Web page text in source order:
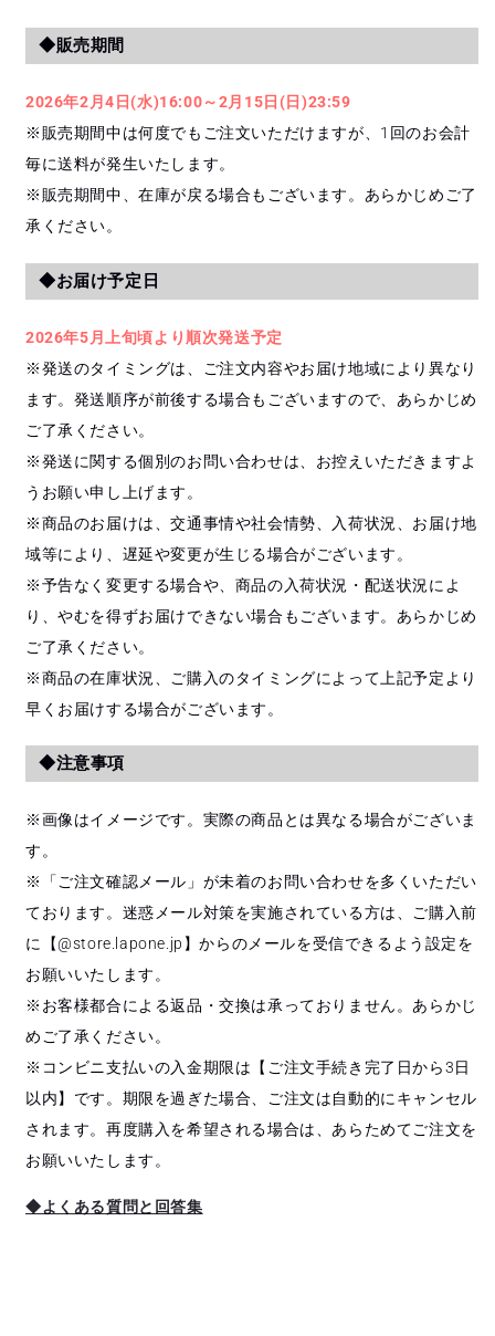
◆販売期間
2026年2月4日(水)16:00～2月15日(日)23:59
※販売期間中は何度でもご注文いただけますが、1回のお会計
毎に送料が発生いたします。
※販売期間中、在庫が戻る場合もございます。あらかじめご了
承ください。
◆お届け予定日
2026年5月上旬頃より順次発送予定
※発送のタイミングは、ご注文内容やお届け地域により異なり
ます。発送順序が前後する場合もございますので、あらかじめ
ご了承ください。
※発送に関する個別のお問い合わせは、お控えいただきますよ
うお願い申し上げます。
※商品のお届けは、交通事情や社会情勢、入荷状況、お届け地
域等により、遅延や変更が生じる場合がございます。
※予告なく変更する場合や、商品の入荷状況・配送状況によ
り、やむを得ずお届けできない場合もございます。あらかじめ
ご了承ください。
※商品の在庫状況、ご購入のタイミングによって上記予定より
早くお届けする場合がございます。
◆注意事項
※画像はイメージです。実際の商品とは異なる場合がございま
す。
※「ご注文確認メール」が未着のお問い合わせを多くいただい
ております。迷惑メール対策を実施されている方は、ご購入前
に【@store.lapone.jp】からのメールを受信できるよう設定を
お願いいたします。
※お客様都合による返品・交換は承っておりません。あらかじ
めご了承ください。
※コンビニ支払いの入金期限は【ご注文手続き完了日から3日
以内】です。期限を過ぎた場合、ご注文は自動的にキャンセル
されます。再度購入を希望される場合は、あらためてご注文を
お願いいたします。
◆よくある質問と回答集